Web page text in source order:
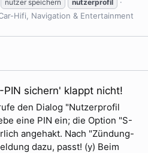
nutzer speichern nutzerprofil
Hifi, Navigation & Entertainment
sichern' klappt nicht!
den Dialog "Nutzerprofil
eine PIN ein; die Option "S-
angehakt. Nach "Zündung-
dazu, passt! (y) Beim